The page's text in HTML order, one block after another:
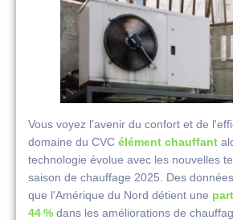
Vous voyez l'avenir du confort et de
domaine du CVC élément chauffant
technologie évolue avec les nouvelles
saison de chauffage 2025. Des
que l'Amérique du Nord détient une
44 % dans les améliorations de